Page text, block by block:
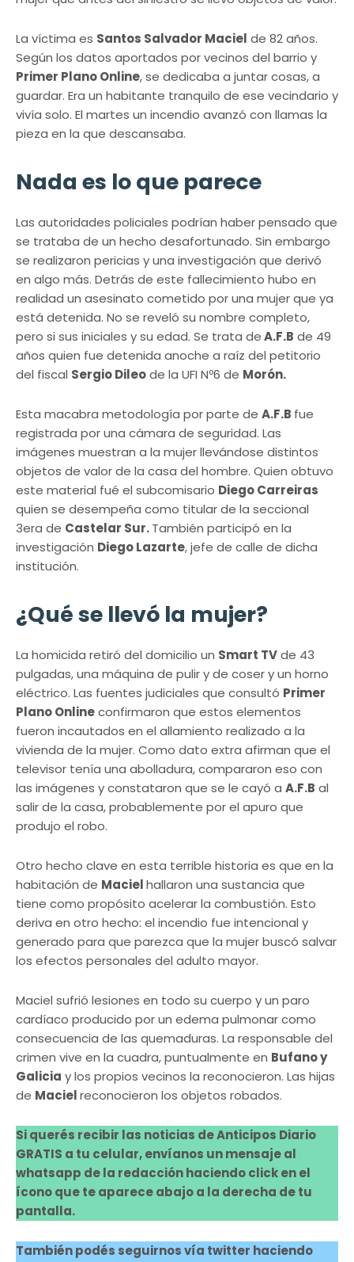
La víctima es Santos Salvador Maciel de 82 años.
Según los datos aportados por vecinos del barrio y
Primer Plano Online, se dedicaba a juntar cosas, a
guardar. Era un habitante tranquilo de ese vecindario y
vivía solo. El martes un incendio avanzó con llamas la
pieza en la que descansaba.
Nada es lo que parece
Las autoridades policiales podrían haber pensado que
se trataba de un hecho desafortunado. Sin embargo
se realizaron pericias y una investigación que derivó
en algo más. Detrás de este fallecimiento hubo en
realidad un asesinato cometido por una mujer que ya
está detenida. No se reveló su nombre completo,
pero si sus iniciales y su edad. Se trata deA.F.B de 49
años quien fue detenida anoche a raíz del petitorio
del fiscal Sergio Dileode la UFI Nº6 de Morón.
Esta macabra metodología por parte de A.F.B fue
registrada por una cámara de seguridad. Las
imágenes muestran a la mujer llevándose distintos
objetos de valor de la casa del hombre. Quien obtuvo
este material fué el subcomisario Diego Carreiras
quien se desempeña como titular de la seccional
3era de Castelar Sur.También participó en la
investigación Diego Lazarte, jefe de calle de dicha
institución.
¿Qué se llevó la mujer?
La homicida retiró del domicilio un Smart TVde 43
pulgadas, una máquina de pulir y de coser y un horno
eléctrico. Las fuentes judiciales que consultó Primer
Plano Onlineconfirmaron que estos elementos
fueron incautados en el allamiento realizado a la
vivienda de la mujer. Como dato extra afirman que el
televisor tenía una abolladura, compararon eso con
las imágenes y constataron que se le cayó a A.F.B al
salir de la casa, probablemente por el apuro que
produjo el robo.
Otro hecho clave en esta terrible historia es que en la
habitación de Macielhallaron una sustancia que
tiene como propósito acelerar la combustión. Esto
deriva en otro hecho: el incendio fue intencional y
generado para que parezca que la mujer buscó salvar
los efectos personales del adulto mayor.
Maciel sufrió lesiones en todo su cuerpo y un paro
cardíaco producido por un edema pulmonar como
consecuencia de las quemaduras. La responsable del
crimen vive en la cuadra, puntualmente en Bufano y
Galicia y los propios vecinos la reconocieron. Las hijas
de Macielreconocieron los objetos robados.
Si querés recibir las noticias de Anticipos Diario
GRATIS a tu celular, envíanos un mensaje al
whatsapp de la redacción haciendo click en el
ícono que te aparece abajo a la derecha de tu
pantalla.
También podés seguirnos vía twitter haciendo